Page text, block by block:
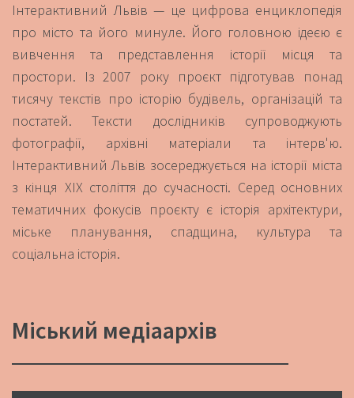
Інтерактивний Львів — це цифрова енциклопедія
про місто та його минуле. Його головною ідеєю є
вивчення та представлення історії місця та
простори. Із 2007 року проєкт підготував понад
тисячу текстів про історію будівель, організацій та
постатей. Тексти дослідників супроводжують
фотографії, архівні матеріали та інтерв'ю.
Інтерактивний Львів зосереджується на історії міста
з кінця ХІХ століття до сучасності. Серед основних
тематичних фокусів проєкту є історія архітектури,
міське планування, спадщина, культура та
соціальна історія.
Міський медіаархів